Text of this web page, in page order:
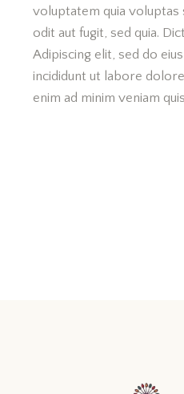
voluptatem quia voluptas
odit aut fugit, sed quia.
Adipiscing elit, sed do
incididunt ut labore
enim ad minim veniam